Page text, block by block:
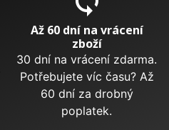
Až 60 dní na vrácení
zboží
30 dní na vrácení zdarma.
Potřebujete víc času? Až
60 dní za drobný
poplatek.